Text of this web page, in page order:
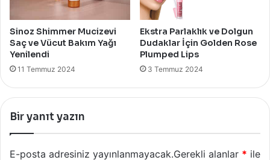
Sinoz Shimmer Mucizevi
Saç ve Vücut Bakım Yağı
Yenilendi
11 Temmuz 2024
Ekstra Parlaklık ve Dolgun
Dudaklar İçin Golden Rose
Plumped Lips
3 Temmuz 2024
Bir yanıt yazın
E-posta adresiniz yayınlanmayacak.Gerekli alanlar * ile